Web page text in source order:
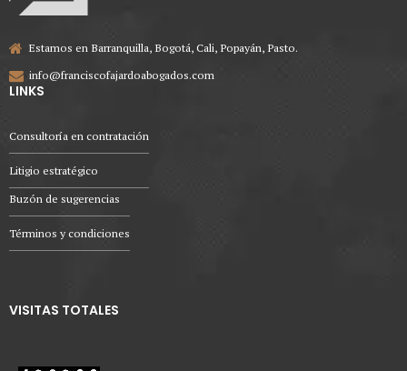
Estamos en Barranquilla, Bogotá, Cali, Popayán, Pasto.
info@franciscofajardoabogados.com
LINKS
Consultoría en contratación
Litigio estratégico
Buzón de sugerencias
Términos y condiciones
VISITAS TOTALES